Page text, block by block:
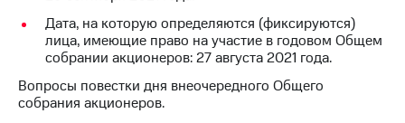
Финансовая
отчетность
Контакты
Пригласить
спикера
Дата, на которую определяются (фиксируются)
лица, имеющие право на участие в годовом Общем
собрании акционеров: 27 августа 2021 года.
Вопросы повестки дня внеочередного Общего
собрания акционеров.